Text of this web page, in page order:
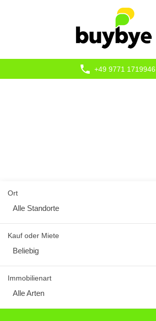
+49 9771 1719946
Ort
Alle Standorte
Kauf oder Miete
Beliebig
Immobilienart
Alle Arten